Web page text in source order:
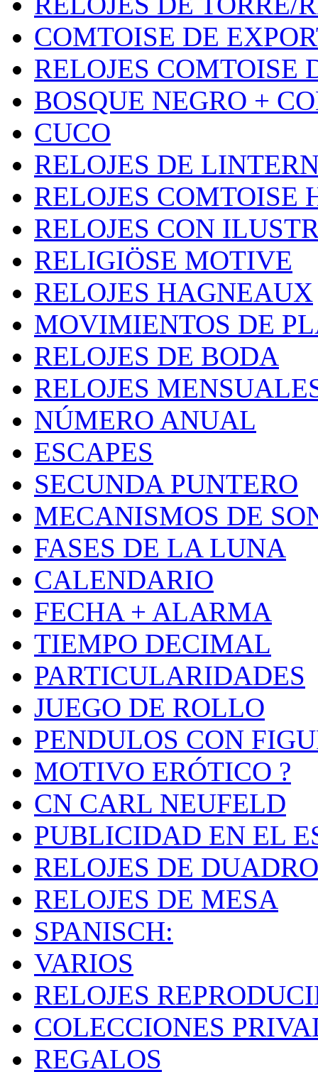
COMTOISE DE
RELOJES COMTOISE
BOSQUE NEGRO +
CUCO
RELOJES DE
RELOJES COMTOISE
RELOJES CON
RELIGIÖSE MOTIVE
RELOJES HAGNEAUX
MOVIMIENTOS DE
RELOJES DE BODA
RELOJES
NÚMERO ANUAL
ESCAPES
SECUNDA PUNTERO
MECANISMOS DE
FASES DE LA LUNA
CALENDARIO
FECHA + ALARMA
TIEMPO DECIMAL
PARTICULARIDADES
JUEGO DE ROLLO
PENDULOS CON
MOTIVO ERÓTICO ?
CN CARL NEUFELD
PUBLICIDAD EN EL
RELOJES DE
RELOJES DE MESA
SPANISCH:
VARIOS
RELOJES
COLECCIONES
REGALOS